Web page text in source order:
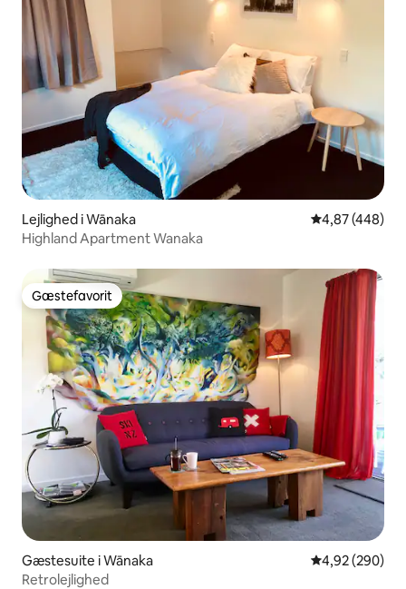
Lejlighed i Wānaka 4,87 ud af 5 i
4,87 (448)
Highland Apartment Wanaka
Gæstefavorit
Gæstefavorit
Gæstesuite i Wānaka 4,92 ud af 5 i
4,92 (290)
Retrolejlighed